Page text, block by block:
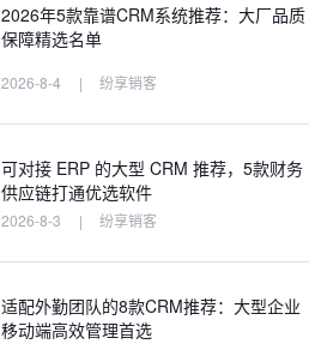
2026年5款靠谱CRM系统推荐：大厂品质
保障精选名单
2026-8-4 | 纷享销客
可对接 ERP 的大型 CRM 推荐，5款财务
供应链打通优选软件
2026-8-3 | 纷享销客
适配外勤团队的8款CRM推荐：大型企业
移动端高效管理首选